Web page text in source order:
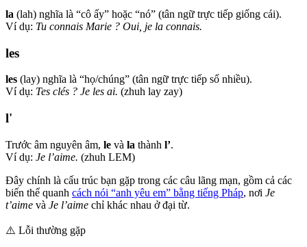
la (lah) nghĩa là “cô ấy” hoặc “nó” (tân ngữ trực tiếp giống cái).
Ví dụ: Tu connais Marie ? Oui, je la connais.
les
les (lay) nghĩa là “họ/chúng” (tân ngữ trực tiếp số nhiều).
Ví dụ: Tes clés ? Je les ai. (zhuh lay zay)
l'
Trước âm nguyên âm, le và la thành l’.
Ví dụ: Je l’aime. (zhuh LEM)
Đây chính là cấu trúc bạn gặp trong các câu lãng mạn, gồm cả các
biến thể quanh cách nói “anh yêu em” bằng tiếng Pháp, nơi Je
t’aime và Je l’aime chỉ khác nhau ở đại từ.
⚠️ Lỗi thường gặp